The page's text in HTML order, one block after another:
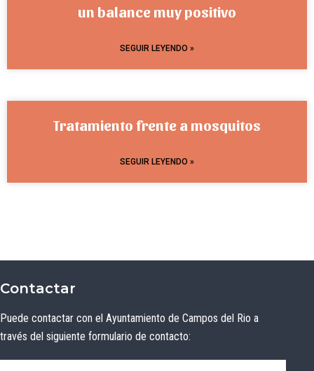
un balance muy positivo
SEGUIR LEYENDO »
Tratamiento frente a mosquitos
SEGUIR LEYENDO »
Contactar
Puede contactar con el Ayuntamiento de Campos del Rio a
través del siguiente formulario de contacto: